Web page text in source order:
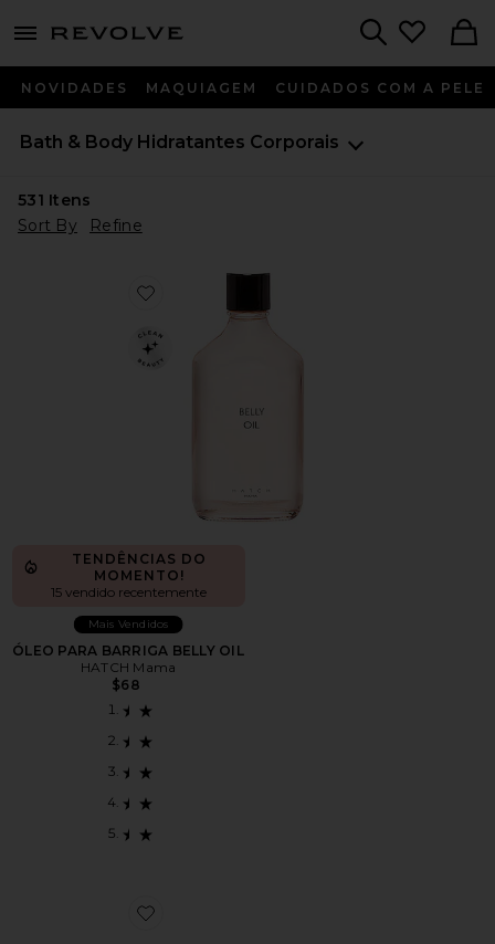
menu - shows more content
NOVIDADES MAQUIAGEM CUIDADOS COM A PELE
Bath & Body Hidratantes Corporais
531 Itens
Sort By
Refine
Favorite ÓLEO PARA BARRIGA BELLY OIL
TENDÊNCIAS DO
MOMENTO!
15 vendido recentemente
Mais Vendidos
ÓLEO PARA BARRIGA BELLY OIL
HATCH Mama
$68
Favorite BÁLSAMO CORPORAL HIDRATANTE PARA